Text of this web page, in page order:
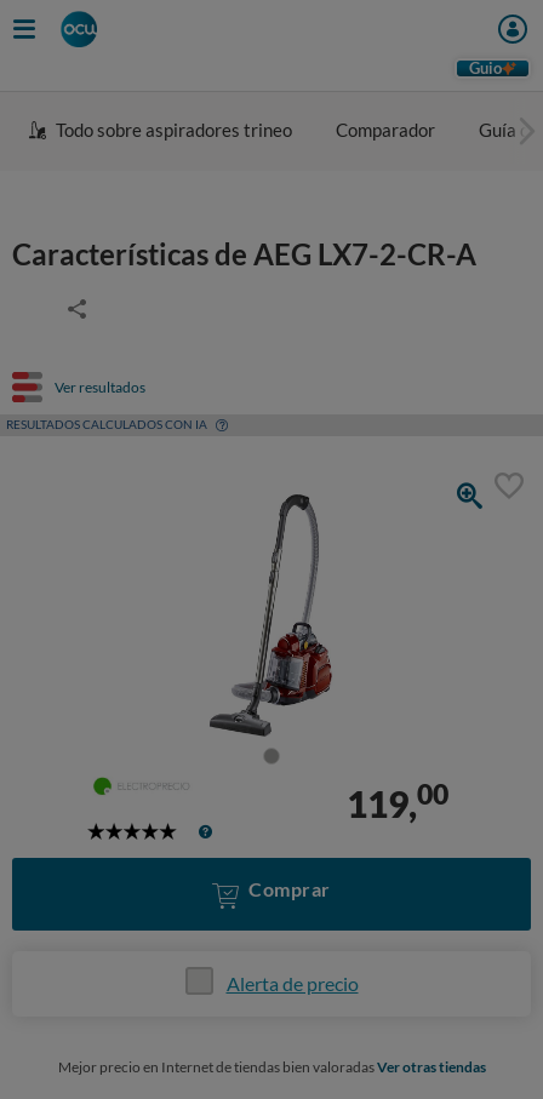
Guio
Todo sobre aspiradores trineo Comparador Guía
Características de AEG LX7-2-CR-A
Ver resultados
RESULTADOS CALCULADOS CON IA
5
119,00
Comprar
Alerta de precio
Mejor precio en Internet de tiendas bien valoradasVer otras tiendas